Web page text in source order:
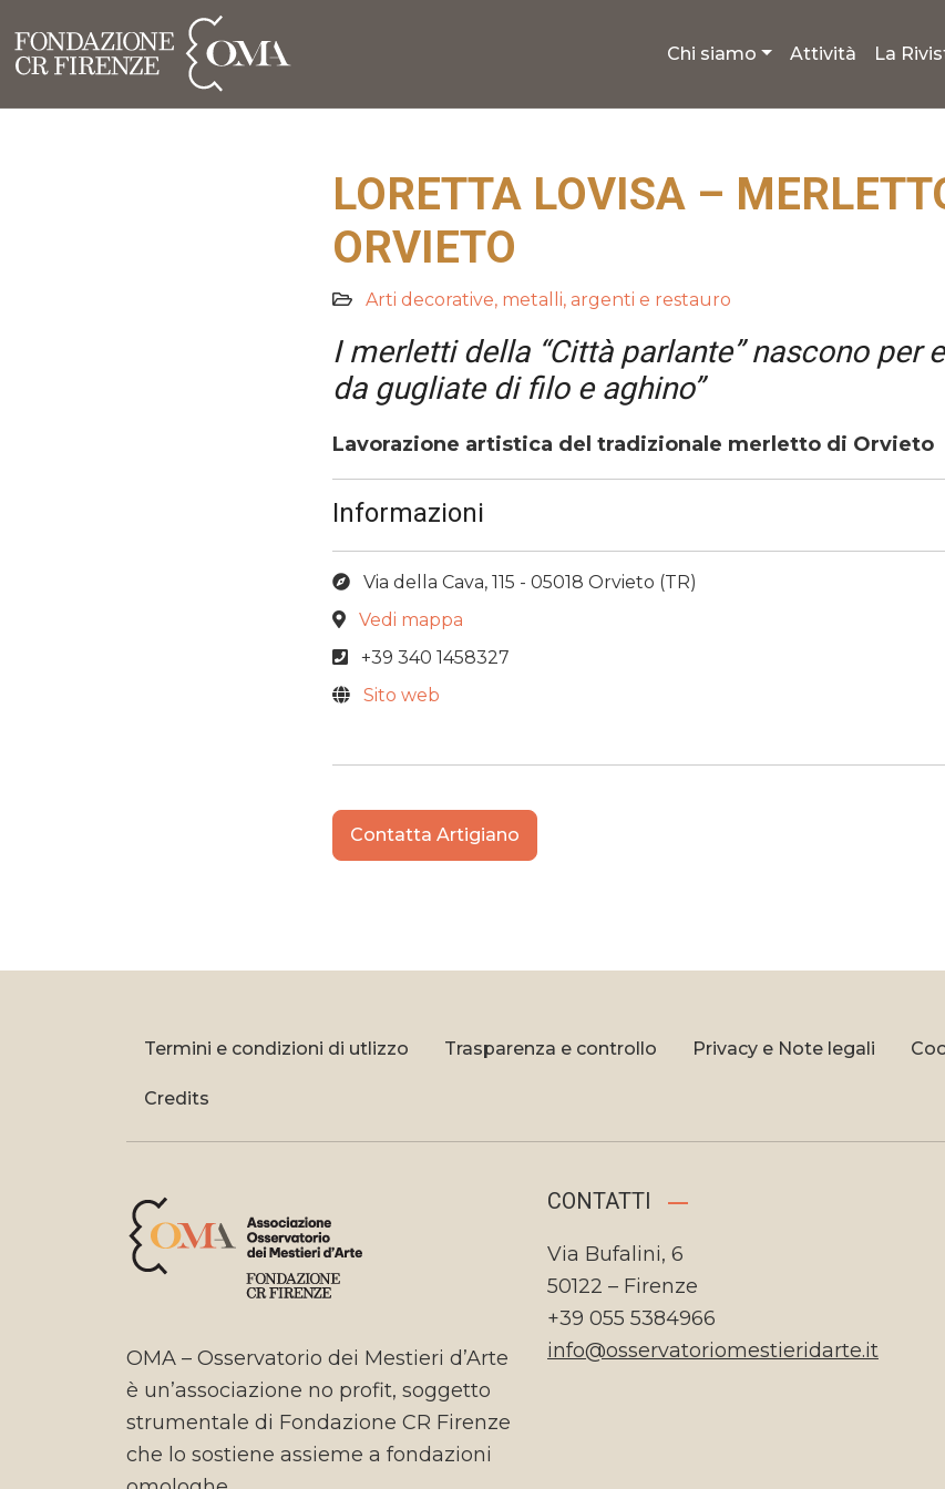
Chi siamo Attività La
LORETTA LOVISA –
ORVIETO
Arti decorative, metalli, argenti e restauro
I merletti della “Città parlante” nascono per
da gugliate di filo e aghino”
Lavorazione artistica del tradizionale merletto di Orvieto
Informazioni
Via della Cava, 115 - 05018 Orvieto (TR)
Vedi mappa
+39 340 1458327
Sito web
Contatta Artigiano
Termini e condizioni di utlizzo Trasparenza e controllo Privacy e Note legali
Credits
OMA – Osservatorio dei Mestieri d’Arte
è un’associazione no profit, soggetto
strumentale di Fondazione CR Firenze
che lo sostiene assieme a fondazioni
CONTATTI
Via Bufalini, 6
50122 – Firenze
+39 055 5384966
info@osservatoriomestieridarte.it